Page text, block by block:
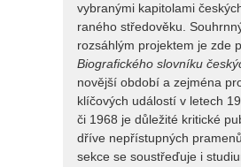
vybranými kapitolami
raného středověku.
rozsáhlým projektem je zde
Biografického slovníku
novější období a zejména
klíčových událostí v letech
či 1968 je důležité kritické
dříve nepřístupných
sekce se soustřeďuje i